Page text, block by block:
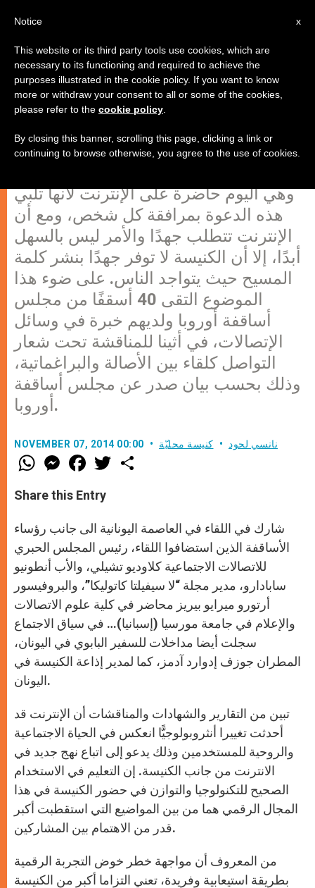
الكنيسة غاصت في بحر الإنترنت
ورست في مرفأ المستخدمين
وهي اليوم حاضرة على الإنترنت لأنها تلبي
هذه الدعوة بمرافقة كل شخص، ومع أن
الإنترنت تتطلب جهدًا والأمر ليس بالسهل
أبدًا، إلا أن الكنيسة لا توفر جهدًا بنشر كلمة
المسيح حيث يتواجد الناس. على ضوء هذا
الموضوع التقى 40 أسقفًا من مجلس
أساقفة أوروبا ولديهم خبرة في وسائل
الإتصالات، في أثينا للمناقشة تحت شعار
التواصل كلقاء بين الأصالة والبراغماتية،
وذلك بحسب بيان صدر عن مجلس أساقفة
أوروبا.
NOVEMBER 07, 2014 00:00 نانسي لحود كنيسة محليّة
W
h
t
s
p
M
e
s
e
g
e
r
F
a
e
b
o
k
w
r
Share this Entry
شارك في اللقاء في العاصمة اليونانية الى جانب رؤساء
الأساقفة الذين استضافوا اللقاء، رئيس المجلس الحبري
للاتصالات الاجتماعية كلاوديو تشيلي، والأب أنطونيو
سابادارو، مدير مجلة “لا سيفيلتا كاتوليكا”، والبروفيسور
أرتورو ميرايو بيريز محاضر في كلية علوم الاتصالات
والإعلام في جامعة مورسيا (إسبانيا)… في سياق الاجتماع
سجلت أيضا مداخلات للسفير البابوي في اليونان،
المطران جوزف إدوارد آدمز، كما لمدير إذاعة الكنيسة في
اليونان.
تبين من التقارير والشهادات والمناقشات أن الإنترنت قد
أحدثت تغييرا أنثروبولوجيًّا انعكس في الحياة الاجتماعية
والروحية للمستخدمين وذلك يدعو إلى اتباع نهج جديد في
الانترنت من جانب الكنيسة. إن التعليم في الاستخدام
الصحيح للتكنولوجيا والتوازن في حضور الكنيسة في هذا
المجال الرقمي هما من بين المواضيع التي استقطبت أكبر
قدر من الاهتمام بين المشاركين.
من المعروف أن مواجهة خطر خوض التجربة الرقمية
بطريقة استيعابية وفريدة، تعني التزاما أكبر من الكنيسة
x
Notice
This website or its third party tools use cookies, which are
necessary to its functioning and required to achieve the
purposes illustrated in the cookie policy. If you want to know
more or withdraw your consent to all or some of the cookies,
please refer to the cookie policy
By closing this banner, scrolling this page, clicking a link or
continuing to browse otherwise, you agree to the use of cookies.